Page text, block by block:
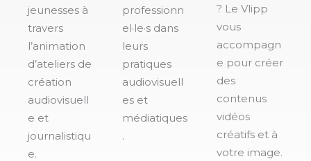
jeunesses à
travers
l’animation
d’ateliers de
création
audiovisuell
e et
journalistiqu
e.
professionn
el·le·s dans
leurs
pratiques
audiovisuell
es et
médiatiques
.
? Le Vlipp
vous
accompagn
e pour créer
des
contenus
vidéos
créatifs et à
votre image.